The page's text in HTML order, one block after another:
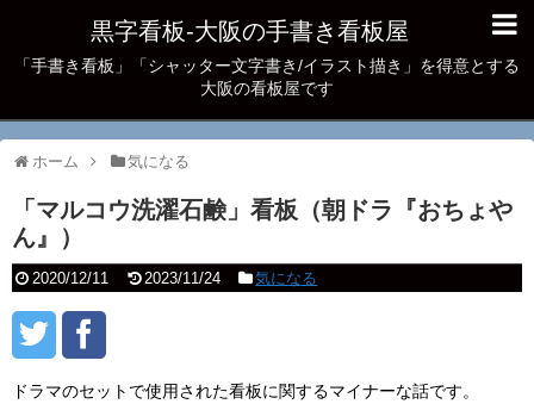
黒字看板‐大阪の手書き看板屋
「手書き看板」「シャッター文字書き/イラスト描き」を得意とする
大阪の看板屋です
ホーム 気になる
「マルコウ洗濯石鹸」看板（朝ドラ『おちょや
ん』）
2020/12/11 2023/11/24 気になる
ドラマのセットで使用された看板に関するマイナーな話です。